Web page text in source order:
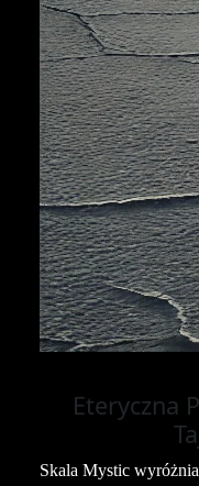
Eteryczna
Skala Mystic